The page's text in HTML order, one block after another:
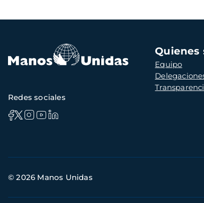
Navegación
principal
Quienes
Equipo
Redes sociales
de
© 2026 Manos Unidas